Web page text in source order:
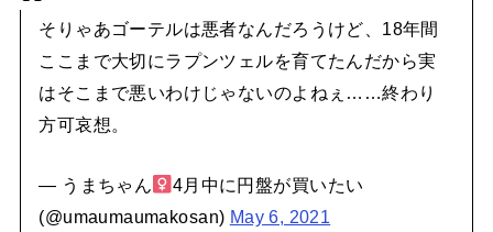
そりゃあゴーテルは悪者なんだろうけど、18年間
ここまで大切にラプンツェルを育てたんだから実
はそこまで悪いわけじゃないのよねぇ……終わり
方可哀想。
— うまちゃん‍
4月中に円盤が買いたい
(@umaumaumakosan) May 6, 2021